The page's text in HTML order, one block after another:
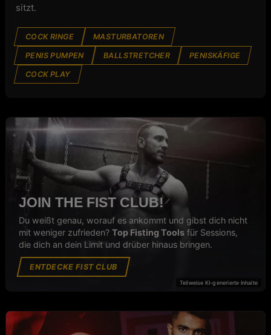
sitzt.
COCK RINGE MASTURBATOREN
PENIS PUMPEN BALLSTRETCHER PENISKÄFIGE
COCK PLAY
JOIN THE FIST CLUB!
Du weißt genau, worauf es ankommt und gibst dich nicht
mit weniger zufrieden?Top Fisting Tools für Sessions,
die dich an dein Limit und drüber hinaus bringen.
ENTDECKE FIST CLUB
DILDOS